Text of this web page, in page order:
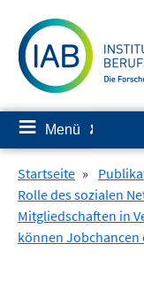
zum
Inhalt
≡ Menü ✘
Startseite »
Rolle des sozialen
Mitgliedschaften in
können Jobchancen